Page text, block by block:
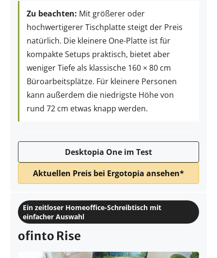
Zu beachten: Mit größerer oder
hochwertigerer Tischplatte steigt der Preis
natürlich. Die kleinere One-Platte ist für
kompakte Setups praktisch, bietet aber
weniger Tiefe als klassische 160 × 80 cm
Büroarbeitsplätze. Für kleinere Personen
kann außerdem die niedrigste Höhe von
rund 72 cm etwas knapp werden.
Desktopia One im Test
Aktuellen Preis bei Ergotopia ansehen*
Ein zeitloser Homeoffice-Schreibtisch mit
einfacher Auswahl
ofinto Rise